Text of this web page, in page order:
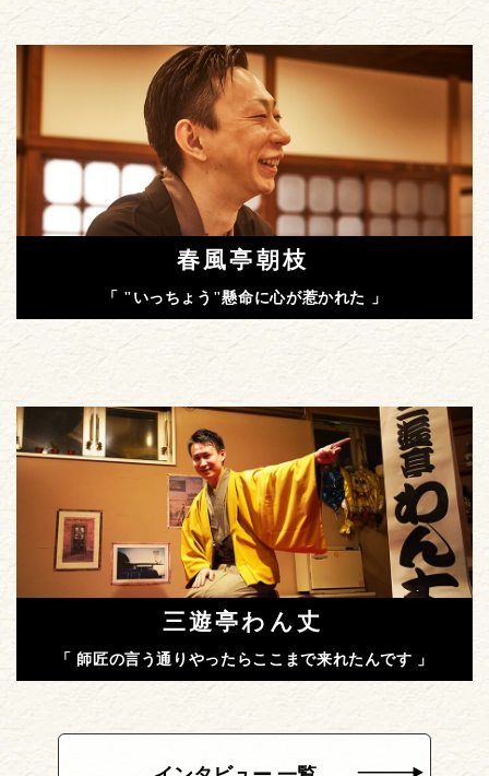
春風亭朝枝
「 "いっちょう"懸命に心が惹かれた 」
三遊亭わん丈
「 師匠の言う通りやったらここまで来れたんです 」